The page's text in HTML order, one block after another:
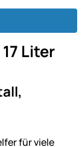
Liter
für viele